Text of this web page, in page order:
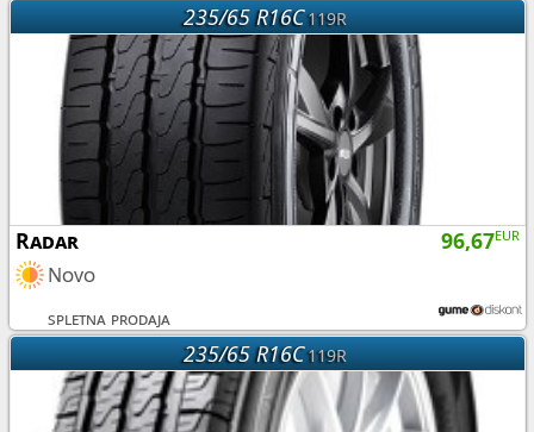
235/65 R16C119R
96,67EUR
Radar
Novo
spletna prodaja
235/65 R16C119R